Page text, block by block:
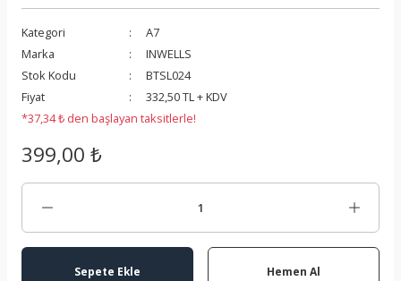
Kategori
A7
Marka
INWELLS
Stok Kodu
BTSL024
Fiyat
332,50 TL + KDV
*37,34 ₺ den başlayan taksitlerle!
399,00 ₺
Sepete Ekle Hemen Al